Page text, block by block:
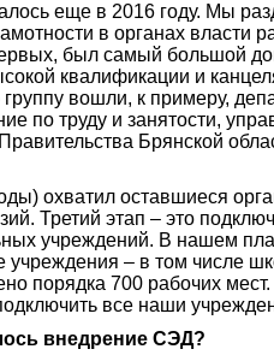
еще в 2016 году. Мы
в органах
был самый большой
квалификации и
вошли, к примеру,
по труду и занятости,
Брянской
охватил оставшиеся
Третий этап – это
учреждений. В нашем
учреждения – в том числе
порядка 700 рабочих
все наши
внедрение СЭД?